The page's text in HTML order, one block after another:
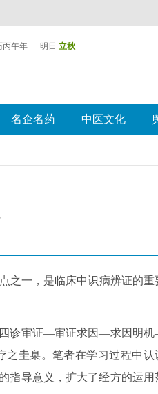
丙午年 明日 立秋
名企名药 中医文化
之一，是临床中识病辨证的重
四诊审证—审证求因—求因明
圭臬。笔者在学习过程中认
指导意义，扩大了经方的运用